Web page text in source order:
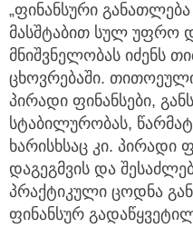
„ფინანსური
მასშტაბით სულ უფრო
მნიშვნელობას იძენს
ცხოვრებაში.
პირადი ფინანსები,
სტაბილურობას,
ხარისხსაც კი. პირადი
დაგეგმვის და
პრაქტიკული ცოდნა
ფინანსურ